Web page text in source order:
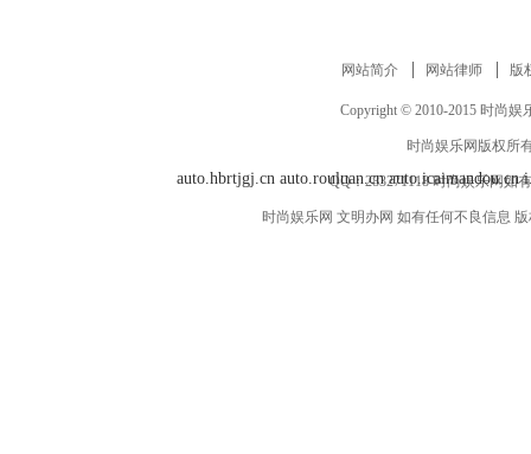
网站简介 网站律师 版
Copyright © 2010-2015 时尚娱
时尚娱乐网版权所
QQ：283271118时尚娱乐网如
时尚娱乐网 文明办网 如有任何不良信息
auto.hbrtjgj.cn auto.rouluan.cn auto.icaimandou.cn